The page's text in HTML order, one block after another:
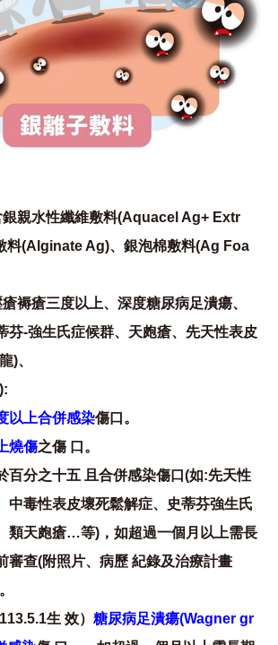
親水性纖維敷料(Aquacel Ag+ Extr
料(Alginate Ag)、銀泡棉敷料(Ag Foa
褥瘡三度以上、深度糖尿病足潰瘍、
芬-強生氏症候群、天皰瘡、先天性表皮
)、
以上合併感染傷口。
燒傷之傷 口。
百分之十五 且合併感染傷口(如:先天性
中毒性表皮壞死鬆解症、史蒂芬強生氏
類天皰瘡…等)，如超過一個月以上需長
審查(附照片、病歷 紀錄及治療計畫
生 效） 糖尿病足潰瘍(Wagner gr